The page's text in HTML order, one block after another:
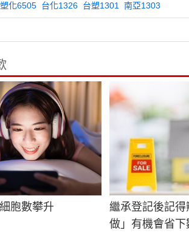
化6505 台化1326 台塑1301 南亞1303
胞數攀升
繼承登記後記
做」有機會省